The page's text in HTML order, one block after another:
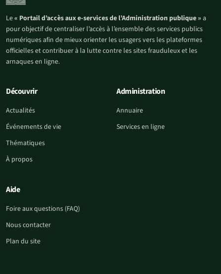
Le« Portail d’accès aux e-services de l’Administration publique » a
pour objectif de centraliser l’accès à l’ensemble des services publics
numériques afin de mieux orienter les usagers vers les plateformes
officielles et contribuer à la lutte contre les sites frauduleux et les
arnaques en ligne.
Découvrir
Actualités
Événements de vie
Thématiques
À propos
Administration
Annuaire
Services en ligne
Aide
Foire aux questions (FAQ)
Nous contacter
Plan du site